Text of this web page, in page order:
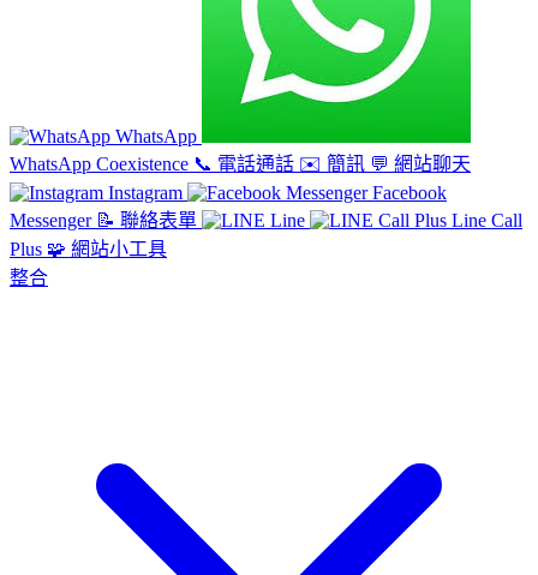
WhatsApp
WhatsApp Coexistence 📞 電話通話 ✉️ 簡訊 💬 網站聊天
Instagram
Facebook
Messenger 📝 聯絡表單 Line
Line Call
Plus 🧩 網站小工具
整合